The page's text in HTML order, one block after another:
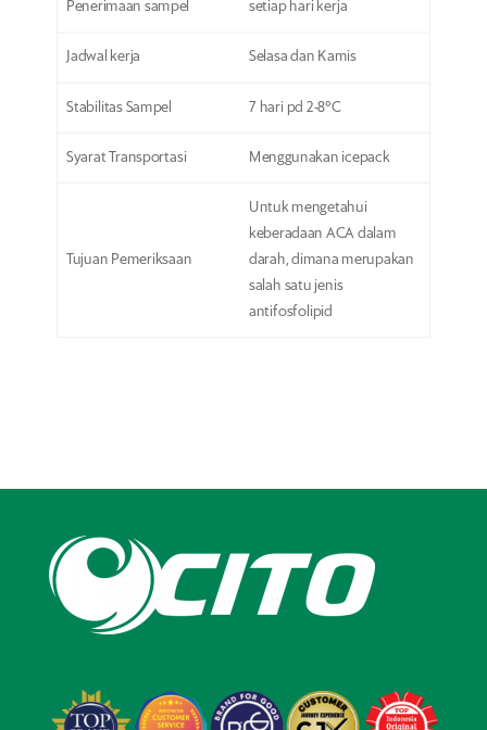
Penerimaan sampel setiap hari kerja
Jadwal kerja Selasa dan Kamis
Stabilitas Sampel 7 hari pd 2-8°C
Syarat Transportasi Menggunakan icepack
Tujuan Pemeriksaan
Untuk mengetahui
keberadaan ACA dalam
darah, dimana merupakan
salah satu jenis
antifosfolipid